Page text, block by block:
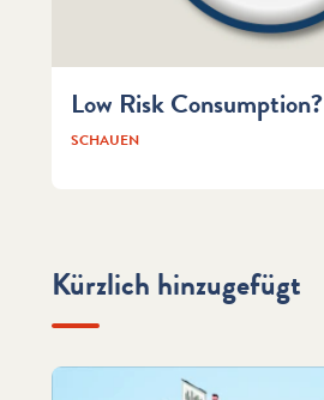
Low Risk Consumption?
SCHAUEN
Kürzlich hinzugefügt